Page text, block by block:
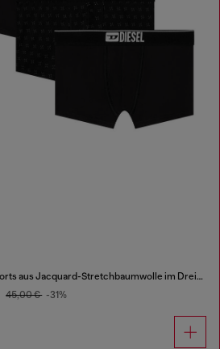
Boxershorts aus Jacquard-Stretchbaumwolle im Dreierpack
45,00 € -31%